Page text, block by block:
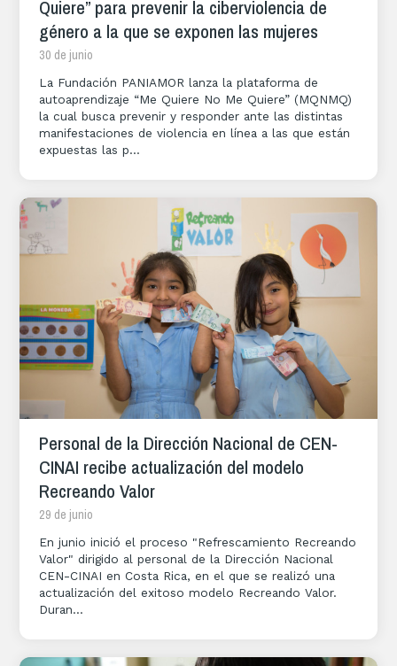
Quiere” para prevenir la ciberviolencia de
género a la que se exponen las mujeres
30 de junio
La Fundación PANIAMOR lanza la plataforma de
autoaprendizaje “Me Quiere No Me Quiere” (MQNMQ)
la cual busca prevenir y responder ante las distintas
manifestaciones de violencia en línea a las que están
expuestas las p...
Personal de la Dirección Nacional de CEN-
CINAI recibe actualización del modelo
Recreando Valor
29 de junio
En junio inició el proceso "Refrescamiento Recreando
Valor" dirigido al personal de la Dirección Nacional
CEN-CINAI en Costa Rica, en el que se realizó una
actualización del exitoso modelo Recreando Valor.
Duran...